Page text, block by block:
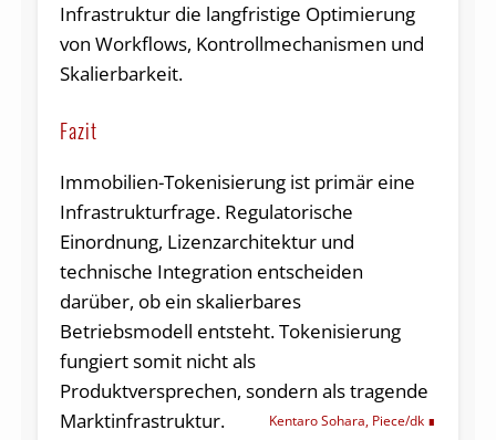
Infrastruktur die langfristige Optimierung
von Workflows, Kontrollmechanismen und
Skalierbarkeit.
Fazit
Immobilien-Tokenisierung ist primär eine
Infrastrukturfrage. Regulatorische
Einordnung, Lizenzarchitektur und
technische Integration entscheiden
darüber, ob ein skalierbares
Betriebsmodell entsteht. Tokenisierung
fungiert somit nicht als
Produktversprechen, sondern als tragende
Marktinfrastruktur.
Kentaro Sohara, Piece/dk